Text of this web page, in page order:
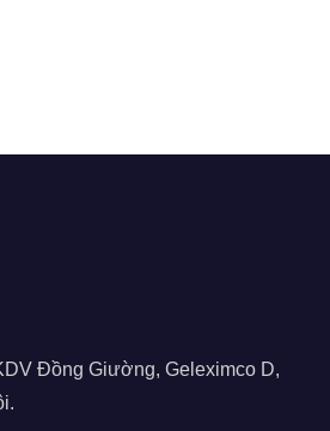
Đồng Giường, Geleximco D,